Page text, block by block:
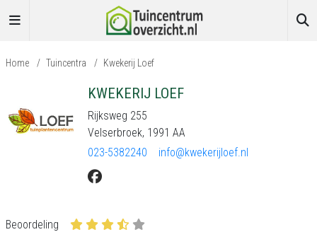
Home / Tuincentra / Kwekerij Loef
KWEKERIJ LOEF
Rijksweg 255
Velserbroek, 1991 AA
023-5382240
info@kwekerijloef.nl
Beoordeling